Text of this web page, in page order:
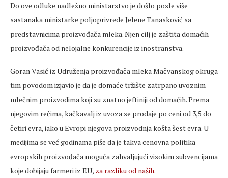
Do ove odluke nadležno ministarstvo je došlo posle više
sastanaka ministarke poljoprivrede Jelene Tanasković sa
predstavnicima proizvođača mleka. Njen cilj je zaštita domaćih
proizvođača od nelojalne konkurencije iz inostranstva.
Goran Vasić iz Udruženja proizvođača mleka Mačvanskog okruga
tim povodom izjavio je da je domaće tržište zatrpano uvoznim
mlečnim proizvodima koji su znatno jeftiniji od domaćih. Prema
njegovim rečima, kačkavalj iz uvoza se prodaje po ceni od 3,5 do
četiri evra, iako u Evropi njegova proizvodnja košta šest evra. U
medijima se već godinama piše da je takva cenovna politika
evropskih proizvođača moguća zahvaljujući visokim subvencijama
koje dobijaju farmeri iz EU, za razliku od naših.